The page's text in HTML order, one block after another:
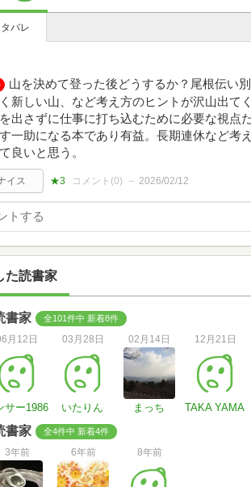
バレ
山を決めて登った後どうするか？尾根伝い
新しい山、など考え方のヒントが沢山出て
出さずに仕事に打ち込むために必要な視点
一助になる本であり有益。長期連休など考
良いと思う。
イス ★3 コメント(0) 2026/02/12
た読書家
書家 全101件中 新着8件
月12日
サー1986
03月28日
いたりん
02月14日
まっち
12月21日
TAKA YAMA
書家 全4件中 新着4件
3年前 6年前 8年前